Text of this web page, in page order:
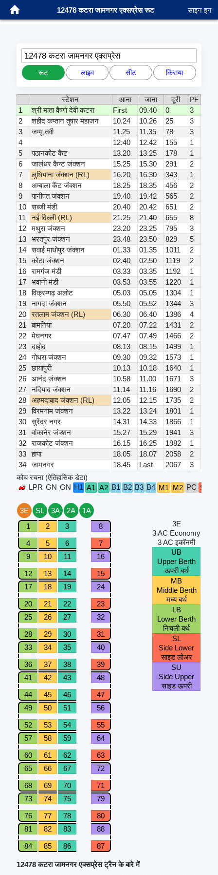
12478 कटरा जामनगर एक्सप्रेस रूट साइन इन
12478 कटरा जामनगर एक्सप्रेस
रूट लाइव सीट किराया
स्टेशन आना जाना दूरी
PF
1
श्री माता वैष्णो देवी कटरा First 09.40 0
3
2
शहीद कप्तान तुषार महाजन 10.24 10.26 25
3
3
जम्मू तवी 11.25 11.35 78
3
4
12.40 12.42 155
1
5
पठानकोट कैंट 13.20 13.25 178
1
6
जालंधर कैन्ट जंक्शन 15.25 15.30 291
2
7
लुधियाना जंक्शन (RL) 16.20 16.30 343
1
8
अम्बाला कैंट जंक्शन 18.25 18.35 456
2
9
पानीपत जंक्शन 19.40 19.42 565
2
10
सब्जी मंडी 20.40 20.42 651
2
11
नई दिल्ली (RL) 21.25 21.40 655
8
12
मथुरा जंक्शन 23.20 23.25 795
3
13
भरतपुर जंक्शन 23.48 23.50 829
5
14
सवाई माधोपुर जंक्शन 01.33 01.35 1011
2
15
कोटा जंक्शन 02.40 02.50 1119
2
16
रामगंज मंडी 03.33 03.35 1192
1
17
भवानी मंडी 03.53 03.55 1220
1
18
विक्रम्गढ़ अलोट 05.03 05.05 1304
1
19
नागदा जंक्शन 05.50 05.52 1344
3
20
रतलाम जंक्शन (RL) 06.30 06.40 1386
4
21
बामनिया 07.20 07.22 1431
2
22
मेघनगर 07.47 07.49 1466
2
23
दाहोद 08.13 08.15 1499
1
24
गोधरा जंक्शन 09.30 09.32 1573
1
25
छायापुरी 10.13 10.18 1640
1
26
आनंद जंक्शन 10.58 11.00 1671
3
27
नदियाद जंक्शन 11.14 11.16 1690
2
28
अहमदाबाद जंक्शन (RL) 12.05 12.15 1735
2
29
विरमगाम जंक्शन 13.22 13.24 1801
1
30
सुरेंद्र नगर 14.31 14.33 1866
1
31
वांकानेर जंक्शन 15.27 15.29 1941
3
32
राजकोट जंक्शन 16.15 16.25 1982
1
33
हापा 18.05 18.07 2058
2
34
जामनगर 18.45 Last 2067
3
कोच रचना (ऐतिहासिक डेटा)
LPR GN GN H1 A1 A2 B1 B2 B3 B4 M1 M2 PC S1
3E SL 3A 2A
1A
1
2 3 8
4 5 6
7
9
10 11 16
12 13 14
15
17
18 19 24
20 21 22
23
25
26 27 32
28 29 30
31
33
34 35 40
36 37 38
39
41
42 43 48
44 45 46
47
49
50 51 56
52 53 54
55
57
58 59 64
60 61 62
63
65
66 67 72
68 69 70
71
73
74 75 79
76 77 78
80
81
82 83 88
84 85 86 87
3E
3 AC Economy
3 AC इकॉनमी
UB
Upper Berth
ऊपरी बर्थ
MB
Middle Berth
मध्य बर्थ
LB
Lower Berth
निचली बर्थ
SL
Side Lower
साइड लोअर
SU
Side Upper
साइड ऊपरी
12478 कटरा जामनगर एक्सप्रेस ट्रैन के बारे में